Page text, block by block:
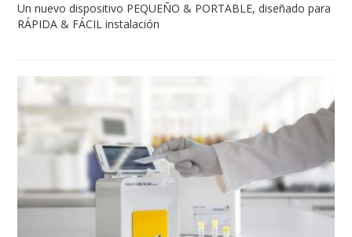
Un nuevo dispositivo PEQUEÑO & PORTABLE, diseñado para
RÁPIDA & FÁCIL instalación